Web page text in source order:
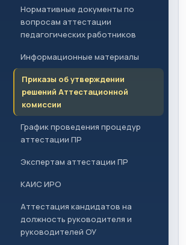
Нормативные документы по
вопросам аттестации
педагогических работников
Информационные материалы
Приказы об утверждении
решений Аттестационной
комиссии
График проведения процедур
аттестации ПР
Экспертам аттестации ПР
КАИС ИРО
Аттестация кандидатов на
должность руководителя и
руководителей ОУ